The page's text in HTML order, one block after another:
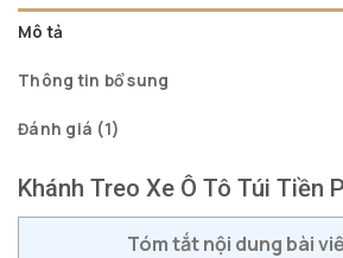
Mô tả
Thông tin bổ sung
Đánh giá (1)
Khánh Treo Xe Ô Tô Túi Tiền
Tóm tắt nội dung bài